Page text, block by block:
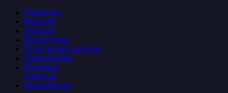
Раковины
Консоли
Зеркала
Аксессуары
Полотенцесушители
Светильники
Душевые
поддоны
Инженерная